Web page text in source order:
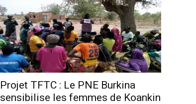
Projet TFTC : Le PNE Burkina
sensibilise les femmes de Koankin